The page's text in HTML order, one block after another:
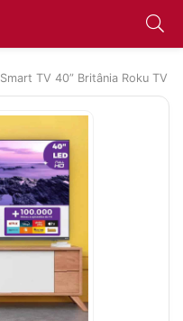
Smart TV 40” Britânia Roku TV